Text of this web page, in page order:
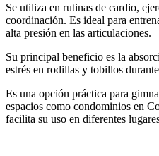
Se utiliza en rutinas de cardio,
coordinación. Es ideal para
alta presión en las articulaciones.
Su principal beneficio es la
estrés en rodillas y tobillos
Es una opción práctica para
espacios como condominios en
facilita su uso en diferentes